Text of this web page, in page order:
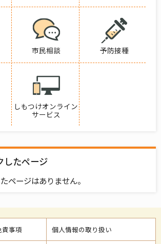
市民相談 予防接種
しもつけオンライン
サービス
したページ
ページはありません。
責事項 個人情報の取り扱い